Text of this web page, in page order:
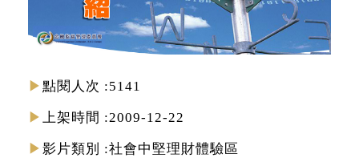
點閱人次 5141
上架時間 2009-12-22
影片類別 社會中堅理財體驗區